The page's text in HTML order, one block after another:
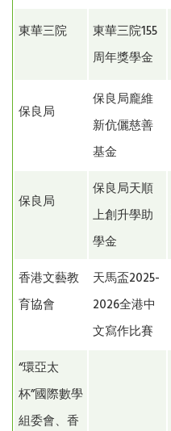
東華三院
東華三院155
周年獎學金
保良局
保良局龐維
新伉儷慈善
基金
保良局
保良局天順
上創升學助
學金
香港文藝教
育協會
天馬盃2025-
2026全港中
文寫作比賽
“環亞太
杯”國際數學
組委會、香